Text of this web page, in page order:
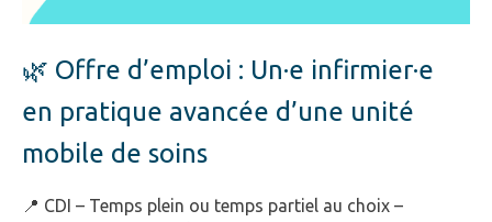
🌿 Offre d’emploi : Un·e infirmier·e
en pratique avancée d’une unité
mobile de soins
📍 CDI – Temps plein ou temps partiel au choix –